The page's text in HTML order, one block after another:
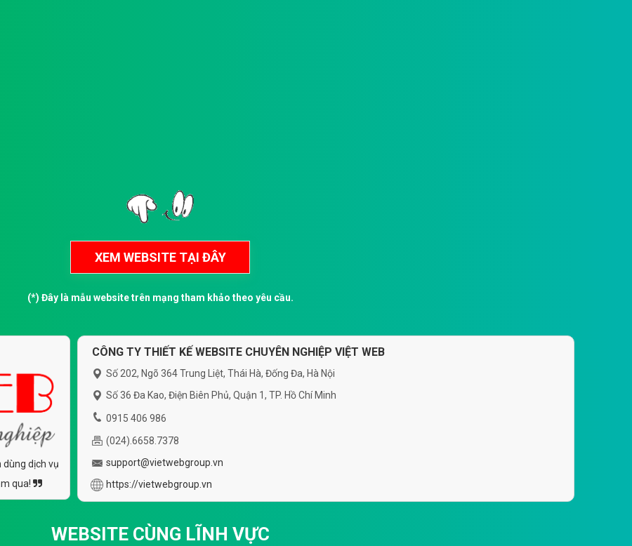
(*) Đây là mẫu website trên mạng tham khảo theo yêu cầu.
dùng dịch vụ
qua!
CÔNG TY THIẾT KẾ WEBSITE CHUYÊN NGHIỆP VIỆT WEB
Số 202, Ngõ 364 Trung Liệt, Thái Hà, Đống Đa, Hà Nội
Số 36 Đa Kao, Điện Biên Phủ, Quận 1, TP. Hồ Chí Minh
0915 406 986
(024).6658.7378
support@vietwebgroup.vn
https://vietwebgroup.vn
WEBSITE CÙNG LĨNH VỰC